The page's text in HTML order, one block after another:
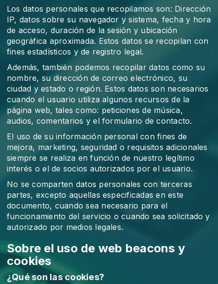
Los datos personales que recopilamos son: Dirección
IP, datos sobre su navegador y sistema, fecha y hora
de acceso, duración de la sesión y ubicación
geográfica aproximada. Estos datos se recopilan con
fines estadísticos y de registro legal.
Además, también podemos recopilar datos como su
nombre, su dirección de correo electrónico, su
ciudad y estado o región. Estos datos son necesarios
cuando el usuario utiliza algunos recursos de la
página web, tales como: peticiones de música,
audios, comentarios y el formulario de contacto.
El uso de su información personal con fines de
mejora, marketing, seguridad o requisitos adicionales
siempre se realiza en función de nuestro legítimo
interés o el de socios autorizados por el usuario.
No se comparten datos personales con terceras
partes, excepto aquellas especificadas en este
documento, cuando sea necesario para el
funcionamiento del servicio o cuando sea solicitado y
autorizado por medios legales.
Sobre el uso de web beacons y
cookies
¿Qué son las cookies?